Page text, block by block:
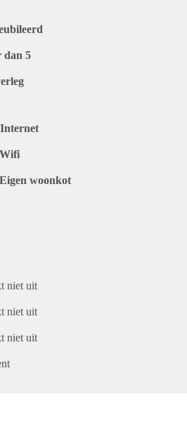
dan 5
Internet
Wifi
Eigen woonkot
niet uit
niet uit
niet uit